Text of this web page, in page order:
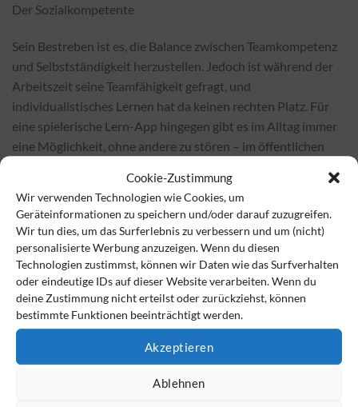
Cookie-Zustimmung
Wir verwenden Technologien wie Cookies, um
Geräteinformationen zu speichern und/oder darauf zuzugreifen.
Wir tun dies, um das Surferlebnis zu verbessern und um (nicht)
personalisierte Werbung anzuzeigen. Wenn du diesen
Technologien zustimmst, können wir Daten wie das Surfverhalten
oder eindeutige IDs auf dieser Website verarbeiten. Wenn du
deine Zustimmung nicht erteilst oder zurückziehst, können
bestimmte Funktionen beeinträchtigt werden.
Akzeptieren
Ablehnen
Der Sozialkompetente
Sein Bestreben ist es, die Balance zwischen Teamkompetenz
und Selbstständigkeit herzustellen. Jedoch ist während der
Arbeitszeit seine Teamfähigkeit gefragt, und
individualistisches Lernen hat da keinen rechten Platz. Für
eine spielerische Lern-App hingegen gibt es im Alltag immer
eine Möglichkeit, ohne andere zu stören – im öffentlichen
Wartezeit, beim Frühstück …
Der (Über-)Denker
Denker geraten häufig in Selbstzweifel. Der Denker-Typ neigt
dazu, alles tiefgründig zu hinterfragen und sich im
Gedankenkreis zu verlieren. Er lässt sich nicht mit einfachen
Antworten zufriedenstellen und liefert immer wieder falsche
Antworten. Obwohl er die richtigen kennt. Eine spielerische
Lern-App ist selbst dann geeignet, wenn sie wie ein Quiz